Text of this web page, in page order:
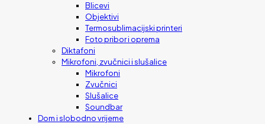
Blicevi
Objektivi
Termosublimacijski printeri
Foto pribor i oprema
Diktafoni
Mikrofoni, zvučnici i slušalice
Mikrofoni
Zvučnici
Slušalice
Soundbar
Dom i slobodno vrijeme